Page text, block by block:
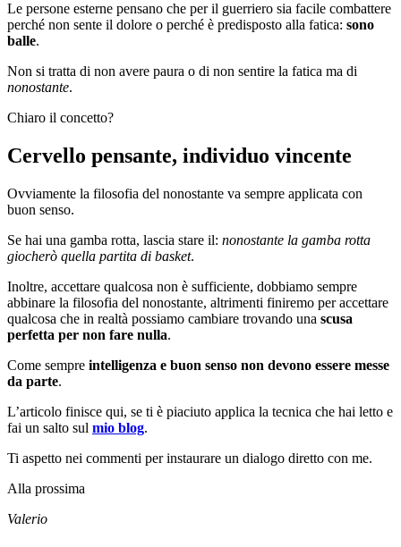
Le persone esterne pensano che per il guerriero sia facile combattere
perché non sente il dolore o perché è predisposto alla fatica: sono
balle.
Non si tratta di non avere paura o di non sentire la fatica ma di
nonostante.
Chiaro il concetto?
Cervello pensante, individuo vincente
Ovviamente la filosofia del nonostante va sempre applicata con
buon senso.
Se hai una gamba rotta, lascia stare il: nonostante la gamba rotta
giocherò quella partita di basket.
Inoltre, accettare qualcosa non è sufficiente, dobbiamo sempre
abbinare la filosofia del nonostante, altrimenti finiremo per accettare
qualcosa che in realtà possiamo cambiare trovando una scusa
perfetta per non fare nulla.
Come sempre intelligenza e buon senso non devono essere messe
da parte.
L’articolo finisce qui, se ti è piaciuto applica la tecnica che hai letto e
fai un salto sul mio blog.
Ti aspetto nei commenti per instaurare un dialogo diretto con me.
Alla prossima
Valerio